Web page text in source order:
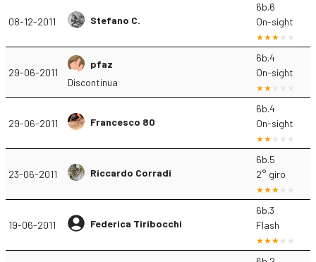
08-12-2011 Stefano C.
6b.6
On-sight
29-06-2011
pfaz
Discontinua
6b.4
On-sight
29-06-2011 Francesco 80
6b.4
On-sight
23-06-2011 Riccardo Corradi
6b.5
2° giro
19-06-2011 Federica Tiribocchi
6b.3
Flash